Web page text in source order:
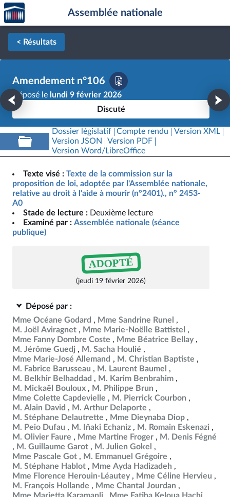
Aller au contenu
Aller en bas de la page
Accèder
à la
page
d'accueil
Assemblée nationale
< Résultats
Amendement n°106
Déposé le lundi 9 février 2026
Discuté
Dossier législatif Compte rendu
Version XML
Version JSON
Version PDF
Version Word/LibreOffice
Texte visé : Texte de la commission sur la
proposition de loi, adoptée par l'Assemblée nationale,
relative au droit à l'aide à mourir (n°2401)., n° 2453-
A0
Stade de lecture : Deuxième lecture
Examiné par : Assemblée nationale (séance
publique)
ADOPTÉ
(jeudi 19 février 2026)
Déposé par :
Mme Océane Godard
Mme Sandrine Runel
M. Joël Aviragnet
Mme Marie-Noëlle Battistel
Mme Fanny Dombre Coste
Mme Béatrice Bellay
M. Jérôme Guedj
M. Sacha Houlié
Mme Marie-José Allemand
M. Christian Baptiste
M. Fabrice Barusseau
M. Laurent Baumel
M. Belkhir Belhaddad
M. Karim Benbrahim
M. Mickaël Bouloux
M. Philippe Brun
Mme Colette Capdevielle
M. Pierrick Courbon
M. Alain David
M. Arthur Delaporte
M. Stéphane Delautrette
Mme Dieynaba Diop
M. Peio Dufau
M. Iñaki Echaniz
M. Romain Eskenazi
M. Olivier Faure
Mme Martine Froger
M. Denis Fégné
M. Guillaume Garot
M. Julien Gokel
Mme Pascale Got
M. Emmanuel Grégoire
M. Stéphane Hablot
Mme Ayda Hadizadeh
Mme Florence Herouin-Léautey
Mme Céline Hervieu
M. François Hollande
Mme Chantal Jourdan